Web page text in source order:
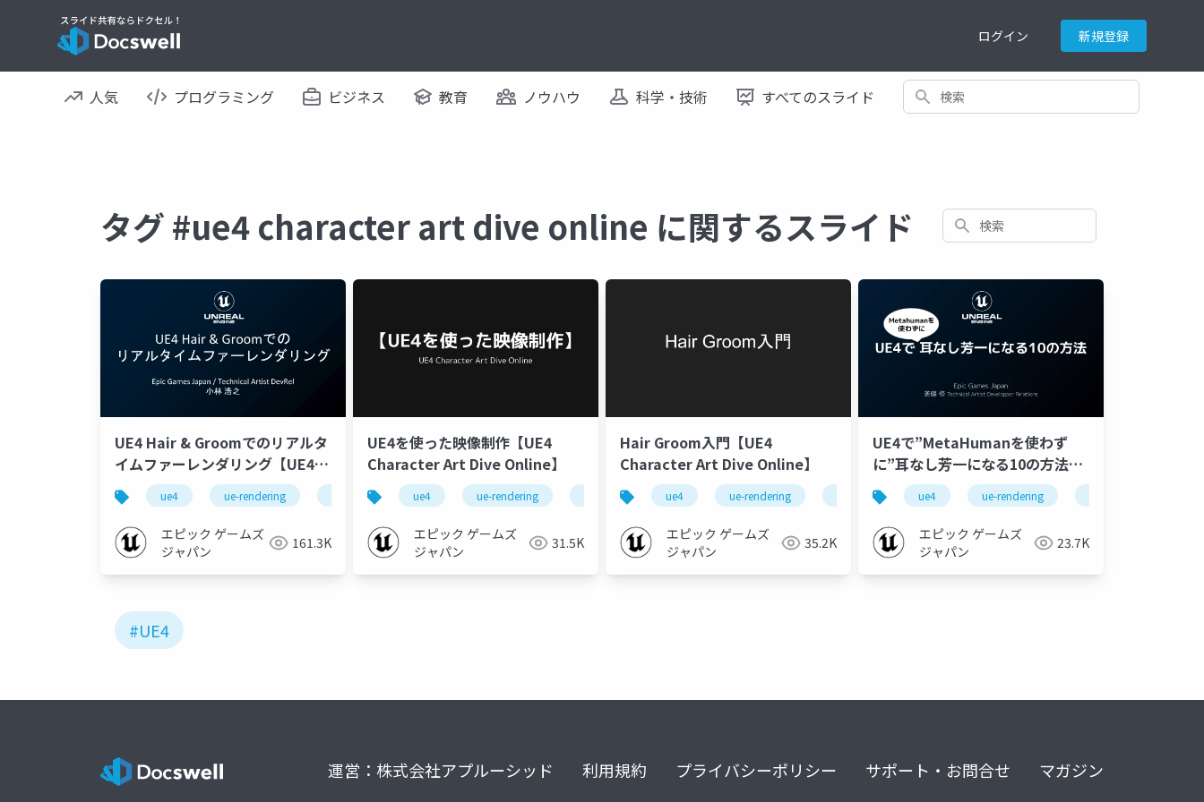
ログイン 新規登録
人気 プログラミング ビジネス 教育 ノウハウ 科学・技術 すべてのスライド 検索
タグ #ue4 character art dive online に関するスライド 検索
UE4 Hair & Groomでのリアルタ
イムファーレンダリング【UE4
Character Art Dive Online】
ue4 ue-rendering ue4 character art dive online
エピック ゲームズ
ジャパン
161.3K
UE4を使った映像制作【UE4
Character Art Dive Online】
ue4 ue-rendering ue-sequencer ue4 character art dive online
エピック ゲームズ
ジャパン
31.5K
Hair Groom入門【UE4
Character Art Dive Online】
ue4 ue-rendering ue4 character art dive online
エピック ゲームズ
ジャパン
35.2K
UE4で”MetaHumanを使わず
に”耳なし芳一になる10の方法
【UE4 Character Art Dive
Online】
ue4 ue-rendering
エピック ゲームズ
ジャパン
23.7K
#UE4
運営：株式会社アプルーシッド 利用規約 プライバシーポリシー サポート・お問合せ マガジン